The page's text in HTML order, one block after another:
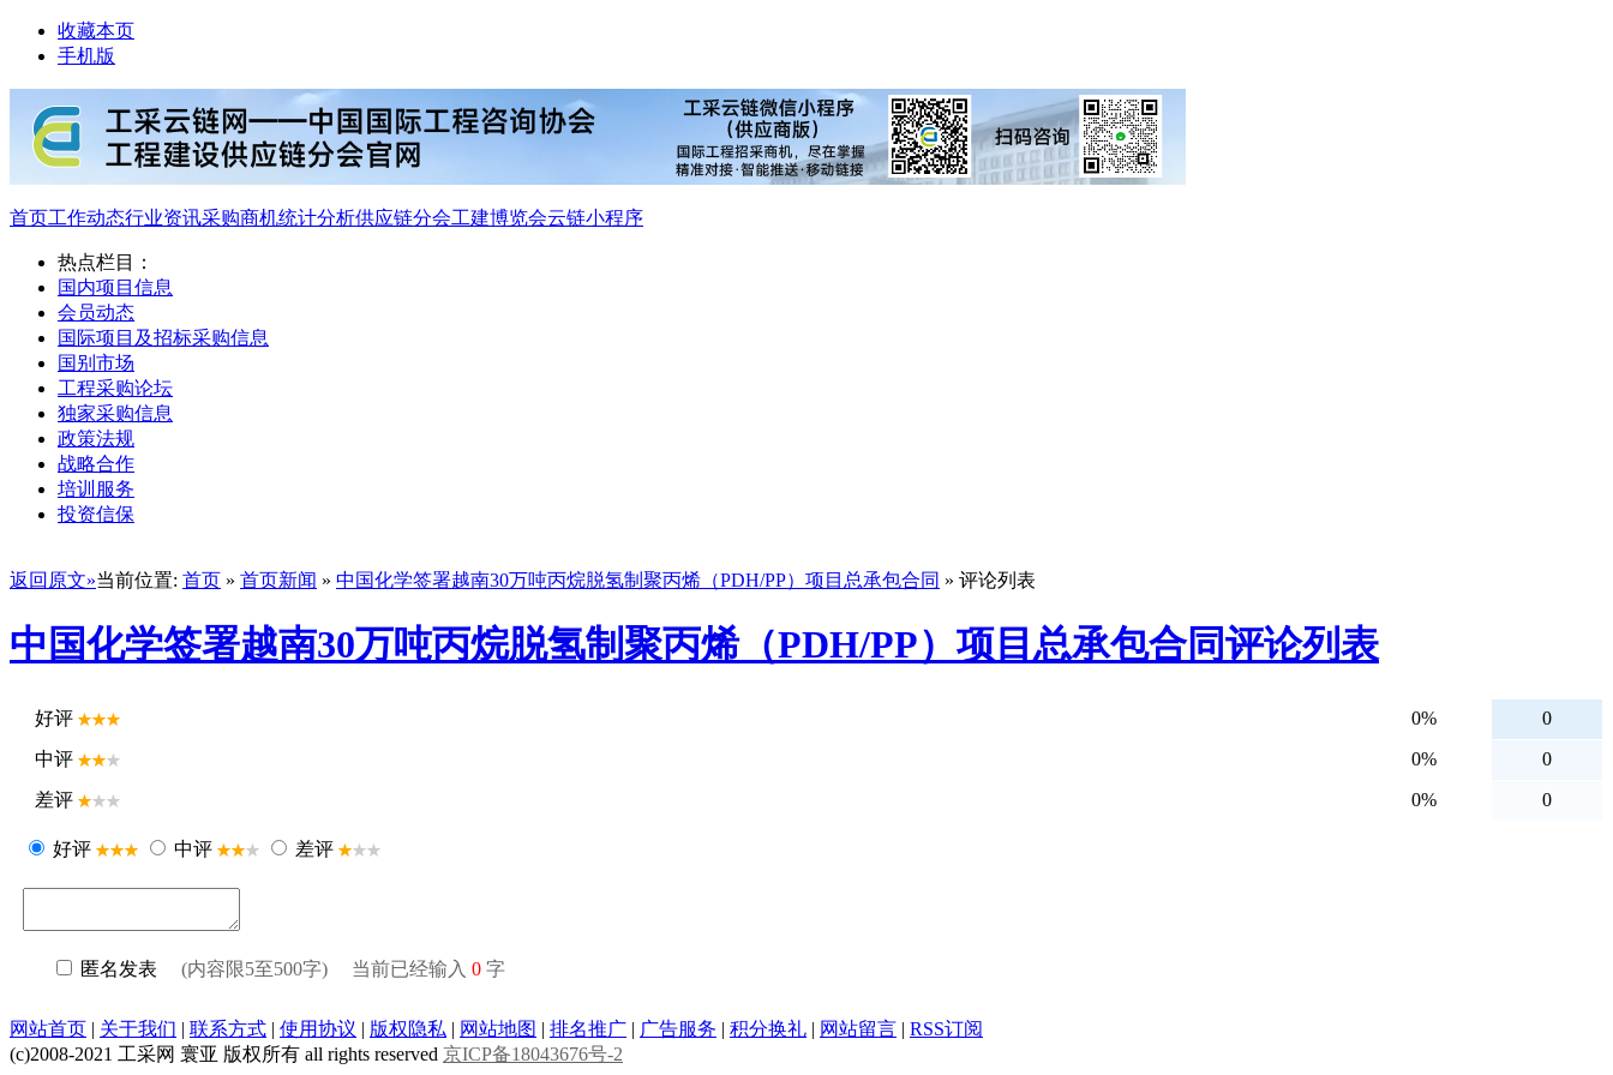
收藏本页
手机版
首页工作动态行业资讯采购商机统计分析供应链分会工建博览会云链小程序
热点栏目：
国内项目信息
会员动态
国际项目及招标采购信息
国别市场
工程采购论坛
独家采购信息
政策法规
战略合作
培训服务
投资信保
返回原文»当前位置: 首页 » 首页新闻 » 中国化学签署越南30万吨丙烷脱氢制聚丙烯（PDH/PP）项目总承包合同 » 评论列表
中国化学签署越南30万吨丙烷脱氢制聚丙烯（PDH/PP）项目总承包合同评论列表
好评 0%
0
中评
0%
0
差评
0% 0
好评 中评 差评
匿名发表 (内容限5至500字) 当前已经输入 0 字
网站首页 | 关于我们 | 联系方式 | 使用协议 | 版权隐私 | 网站地图 | 排名推广 | 广告服务 | 积分换礼 | 网站留言 | RSS订阅
(c)2008-2021 工采网 寰亚 版权所有 all rights reserved 京ICP备18043676号-2